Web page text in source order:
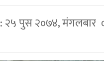
: २५ पुस २०७४,